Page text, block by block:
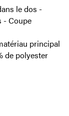
le dos -
- Coupe
principal
de polyester